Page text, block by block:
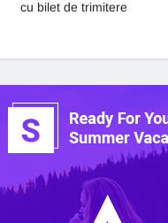
cu bilet de trimitere